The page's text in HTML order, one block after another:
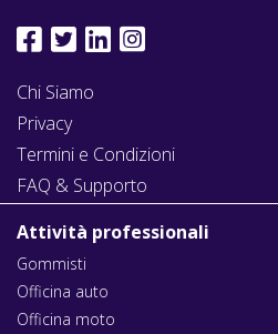
Chi Siamo
Privacy
Termini e Condizioni
FAQ & Supporto
Attività professionali
Gommisti
Officina auto
Officina moto